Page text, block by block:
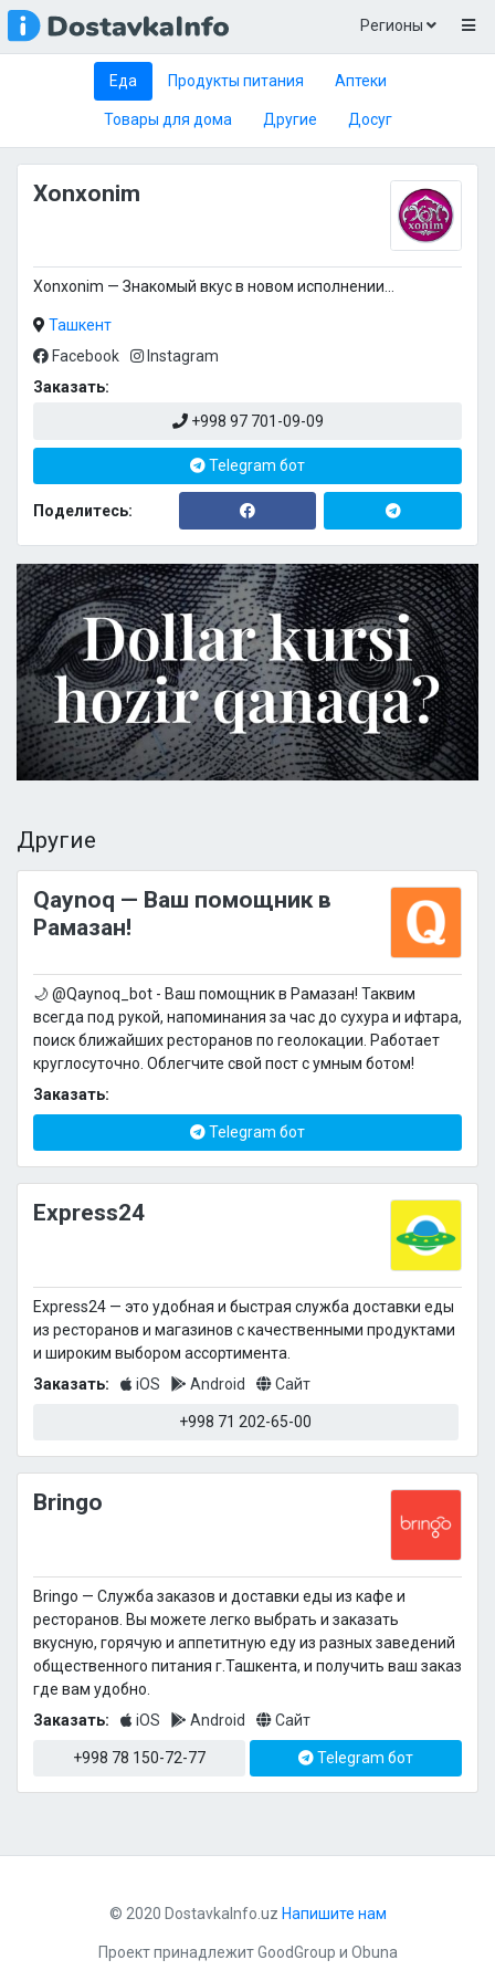
Регионы
Еда Продукты питания Аптеки
Товары для дома Другие Досуг
Xonxonim
Xonxonim — Знакомый вкус в новом исполнении…
Ташкент
Facebook
Instagram
Заказать:
+998 97 701-09-09
Telegram бот
Поделитесь:
Другие
Qaynoq — Ваш помощник в
Рамазан!
🌙 @Qaynoq_bot - Ваш помощник в Рамазан! Таквим
всегда под рукой, напоминания за час до сухура и ифтара,
поиск ближайших ресторанов по геолокации. Работает
круглосуточно. Облегчите свой пост с умным ботом!
Заказать:
Telegram бот
Express24
Express24 — это удобная и быстрая служба доставки еды
из ресторанов и магазинов с качественными продуктами
и широким выбором ассортимента.
Заказать:
iOS Android Сайт
+998 71 202-65-00
Bringo
Bringo — Cлужба заказов и доставки еды из кафе и
ресторанов. Вы можете легко выбрать и заказать
вкусную, горячую и аппетитную еду из разных заведений
общественного питания г.Ташкента, и получить ваш заказ
где вам удобно.
Заказать:
iOS Android Сайт
+998 78 150-72-77 Telegram бот
© 2020 DostavkaInfo.uz Напишите нам
Проект принадлежитGoodGroup и Obuna